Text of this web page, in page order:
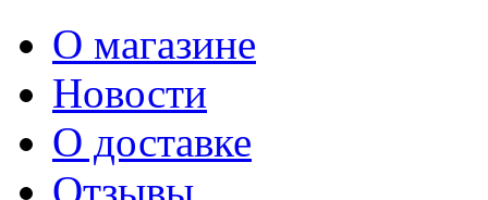
О магазине
Новости
О доставке